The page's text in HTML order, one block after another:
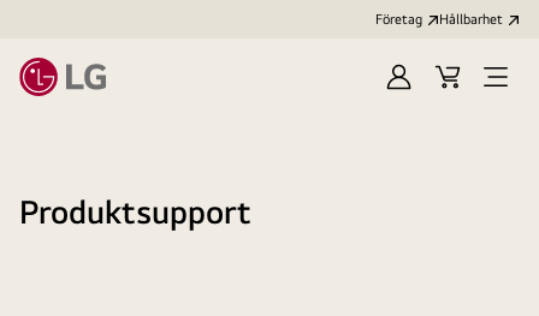
Företag Hållbarhet
LoggaKundvagn
Produktsupport